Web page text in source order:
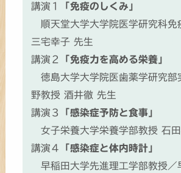
講演１
「免疫のしくみ」
順天堂大学大学院医学研究科免
三宅幸子 先生
講演２
「免疫力を高める栄養」
徳島大学大学院医歯薬学研究部
野教授 酒井徹 先生
講演３
「感染症予防と食事」
女子栄養大学栄養学部教授 石
講演４
「感染症と体内時計」
早稲田大学先進理工学部教授／